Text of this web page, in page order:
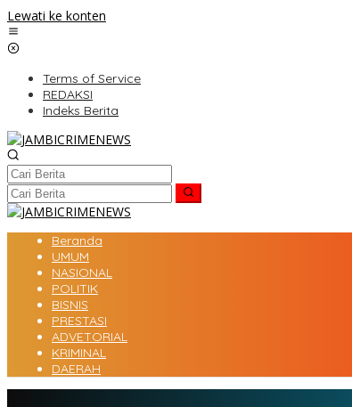
Lewati ke konten
Terms of Service
REDAKSI
Indeks Berita
Beranda
UMUM
NASIONAL
POLITIK
BISNIS
PRESTASI
ADVETORIAL
KRIMINAL
DAERAH